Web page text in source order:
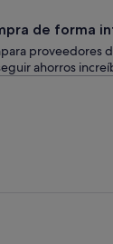
de forma
proveedores
ahorros